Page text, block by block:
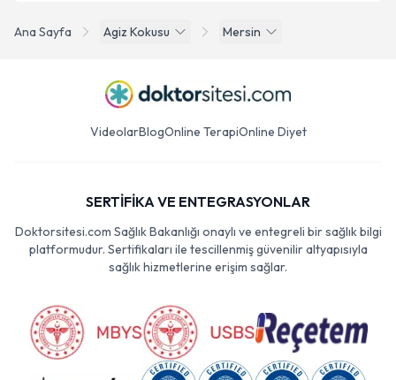
Ana Sayfa Agiz Kokusu Mersin
VideolarBlogOnline TerapiOnline Diyet
SERTİFİKA VE ENTEGRASYONLAR
Doktorsitesi.com Sağlık Bakanlığı onaylı ve entegreli bir sağlık bilgi
platformudur. Sertifikaları ile tescillenmiş güvenilir altyapısıyla
sağlık hizmetlerine erişim sağlar.